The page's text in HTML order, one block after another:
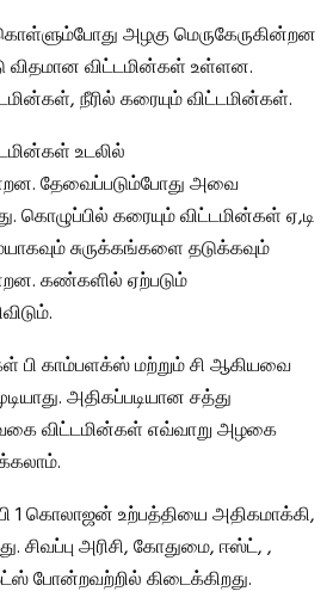
அழகு மெருகேருகின்றன
விட்டமின்கள் உள்ளன.
நீரில் கரையும் விட்டமின்கள்.
உடலில்
தேவைப்படும்போது அவை
கொழுப்பில் கரையும் விட்டமின்கள் ஏ,டி
சுருக்கங்களை தடுக்கவும்
கண்களில் ஏற்படும்
பி காம்பளக்ஸ் மற்றும் சி ஆகியவை
அதிகப்படியான சத்து
விட்டமின்கள் எவ்வாறு அழகை
பி 1 கொலாஜன் உற்பத்தியை அதிகமாக்கி,
சிவப்பு அரிசி, கோதுமை, ஈஸ்ட், ,
போன்றவற்றில் கிடைக்கிறது.